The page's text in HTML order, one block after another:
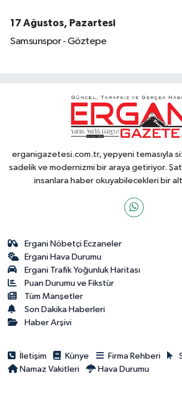
17 Ağustos, Pazartesi
Samsunspor - Göztepe
erganigazetesi.com.tr, yepyeni temasıyla
sadelik ve modernizmi bir araya getiriyor.
insanlara haber okuyabilecekleri bir
Ergani Nöbetçi Eczaneler
Ergani Hava Durumu
Ergani Trafik Yoğunluk Haritası
Puan Durumu ve Fikstür
Tüm Manşetler
Son Dakika Haberleri
Haber Arşivi
İletişim Künye Firma Rehberi
Namaz Vakitleri
Hava Durumu